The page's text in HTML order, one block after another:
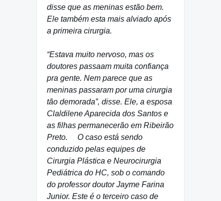
disse que as meninas estão bem.
Ele também esta mais alviado após
a primeira cirurgia.
“Estava muito nervoso, mas os
doutores passaam muita confiança
pra gente. Nem parece que as
meninas passaram por uma cirurgia
tão demorada”, disse. Ele, a esposa
Claldilene Aparecida dos Santos e
as filhas permanecerão em Ribeirão
Preto. O caso está sendo
conduzido pelas equipes de
Cirurgia Plástica e Neurocirurgia
Pediátrica do HC, sob o comando
do professor doutor Jayme Farina
Junior. Este é o terceiro caso de